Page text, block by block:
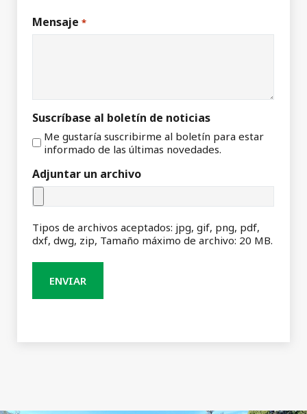
Mensaje *
Suscríbase al boletín de noticias
Me gustaría suscribirme al boletín para estar
informado de las últimas novedades.
Adjuntar un archivo
Tipos de archivos aceptados: jpg, gif, png, pdf,
dxf, dwg, zip, Tamaño máximo de archivo: 20 MB.